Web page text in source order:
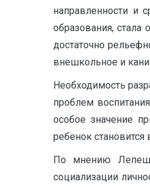
направленности и
образования, стала
достаточно
внешкольное и
Необходимость
проблем
особое значение
ребенок
По мнению
социализации